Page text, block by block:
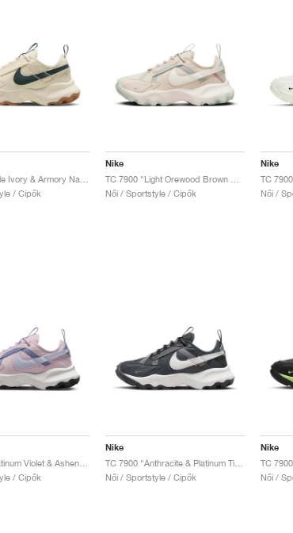
/ Cipők
Nike
Női / Sportstyle / Cipők
Nike
TC
Női /
/ Cipők
Nike
TC 7900 "Anthracite & Platinum Tint"
Női / Sportstyle / Cipők
Nike
TC
Női /